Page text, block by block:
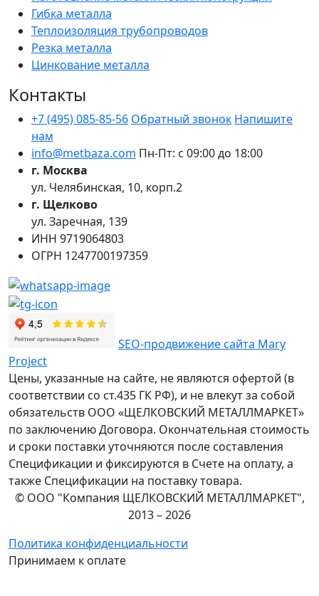
Гибка металла
Теплоизоляция трубопроводов
Резка металла
Цинкование металла
Контакты
+7 (495) 085-85-56 Обратный звонок Напишите
нам
info@metbaza.com Пн-Пт: с 09:00 до 18:00
г. Москва
ул. Челябинская, 10, корп.2
г. Щелково
ул. Заречная, 139
ИНН 9719064803
ОГРН 1247700197359
SEO-продвижение сайта Mary
Project
Цены, указанные на сайте, не являются офертой (в
соответствии со ст.435 ГК РФ), и не влекут за собой
обязательств ООО «ЩЕЛКОВСКИЙ МЕТАЛЛМАРКЕТ»
по заключению Договора. Окончательная стоимость
и сроки поставки уточняются после составления
Спецификации и фиксируются в Счете на оплату, а
также Спецификации на поставку товара.
© ООО "Компания ЩЕЛКОВСКИЙ МЕТАЛЛМАРКЕТ",
2013 – 2026
Политика конфиденциальности
Принимаем к оплате